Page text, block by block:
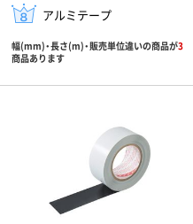
アルミテープ
幅(mm)・長さ(m)・販売単位違いの商品が3
商品あります